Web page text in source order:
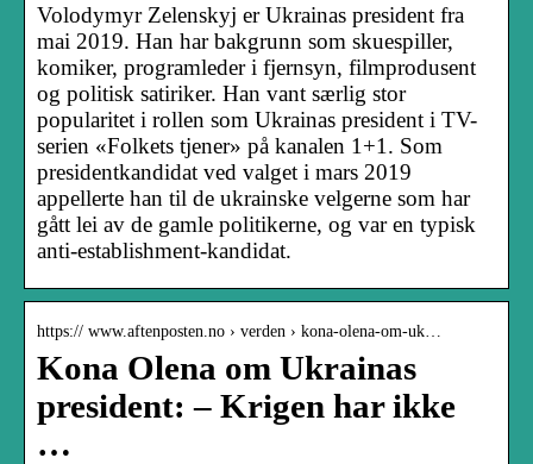
Volodymyr Zelenskyj er Ukrainas president fra
mai 2019. Han har bakgrunn som skuespiller,
komiker, programleder i fjernsyn, filmprodusent
og politisk satiriker. Han vant særlig stor
popularitet i rollen som Ukrainas president i TV-
serien «Folkets tjener» på kanalen 1+1. Som
presidentkandidat ved valget i mars 2019
appellerte han til de ukrainske velgerne som har
gått lei av de gamle politikerne, og var en typisk
anti-establishment-kandidat.
https:// www.aftenposten.no › verden › kona-olena-om-uk…
Kona Olena om Ukrainas
president: – Krigen har ikke
…